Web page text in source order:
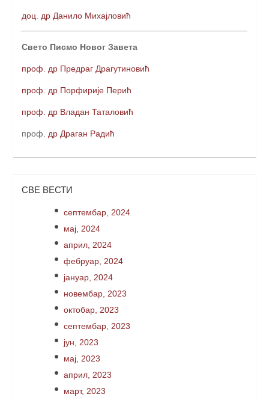
доц. др Данило Михајловић
Свето Писмо Новог Завета
проф. др Предраг Драгутиновић
проф. др Порфирије Перић
проф. др Владан Таталовић
проф . др Драган Радић
СВЕ ВЕСТИ
септембар, 2024
мај, 2024
април, 2024
фебруар, 2024
јануар, 2024
новембар, 2023
октобар, 2023
септембар, 2023
јун, 2023
мај, 2023
април, 2023
март, 2023